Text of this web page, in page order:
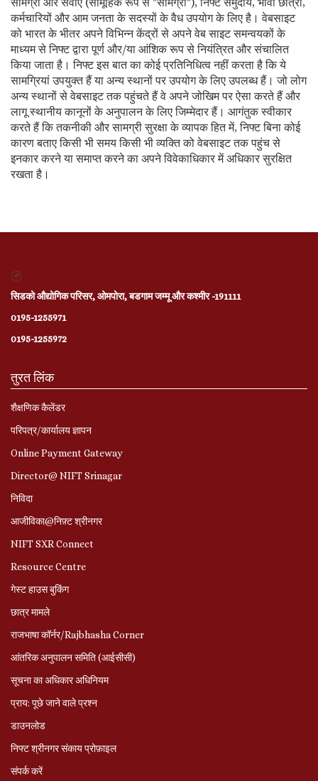
कर्मचारियों और आम जनता के सदस्यों के वैध उपयोग के लिए है। वेबसाइट
को भारत के भीतर अपने विभिन्न केंद्रों से अपने वेब साइट समन्वयकों के
माध्यम से निफ्ट द्वारा पूर्ण और/या आंशिक रूप से नियंत्रित और संचालित
किया जाता है। निफ्ट इस बात का कोई प्रतिनिधित्व नहीं करता है कि ये
सामग्रियां उपयुक्त हैं या अन्य स्थानों पर उपयोग के लिए उपलब्ध हैं। जो लोग
अन्य स्थानों से वेबसाइट तक पहुंचते हैं वे अपने जोखिम पर ऐसा करते हैं और
लागू स्थानीय कानूनों के अनुपालन के लिए जिम्मेदार हैं। आगंतुक स्वीकार
करते हैं कि तकनीकी और सामग्री सुरक्षा के व्यापक हित में, निफ्ट बिना कोई
कारण बताए किसी भी समय किसी भी व्यक्ति को वेबसाइट तक पहुंच से
इनकार करने या समाप्त करने का अपने विवेकाधिकार में अधिकार सुरक्षित
रखता है।
सिडको औद्योगिक परिसर, ओमपोरा, बडगाम जम्मू और कश्मीर -191111
0195-1255971
0195-1255972
तुरत लिंक
शैक्षणिक कैलेंडर
परिपत्र/कार्यालय ज्ञापन
Online Payment Gateway
Director@ NIFT Srinagar
निविदा
आजीविका@निफ़्ट श्रीनगर
NIFT SXR Connect
Resource Centre
गेस्ट हाउस बुकिंग
छात्र मामले
राजभाषा कॉर्नर/Rajbhasha Corner
आंतरिक अनुपालन समिति (आईसीसी)
सूचना का अधिकार अधिनियम
प्राय: पूछे जाने वाले प्रश्‍न
डाउनलोड
निफ्ट श्रीनगर संकाय प्रोफ़ाइल
संपर्क करें